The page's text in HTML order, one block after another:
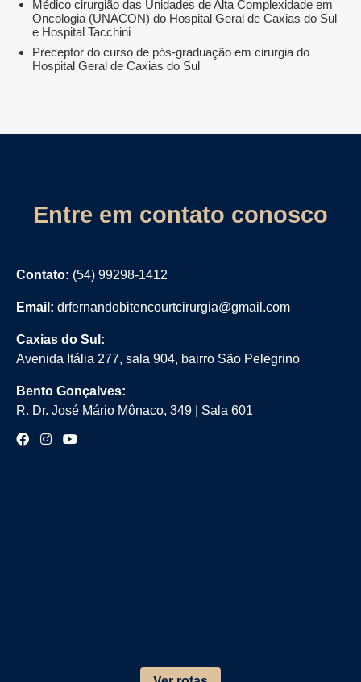
Médico cirurgião das Unidades de Alta Complexidade em
Oncologia (UNACON) do Hospital Geral de Caxias do Sul
e Hospital Tacchini
Preceptor do curso de pós-graduação em cirurgia do
Hospital Geral de Caxias do Sul
Entre em contato conosco
Contato: (54) 99298-1412
Email: drfernandobitencourtcirurgia@gmail.com
Caxias do Sul:
Avenida Itália 277, sala 904, bairro São Pelegrino
Bento Gonçalves:
R. Dr. José Mário Mônaco, 349 | Sala 601